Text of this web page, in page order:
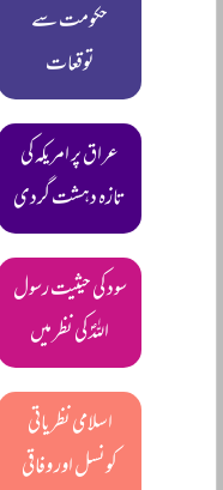
حکومت سے
توقعات
عراق پر امریکہ کی
تازہ دہشت گردی
سود کی حیثیت رسول
اللہؐ کی نظر میں
اسلامی نظریاتی
کونسل اور وفاقی